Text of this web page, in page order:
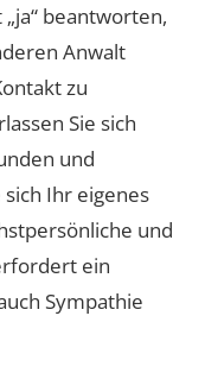
beantworten,
Anwalt
zu
Sie sich
und
Ihr eigenes
und
ein
Sympathie